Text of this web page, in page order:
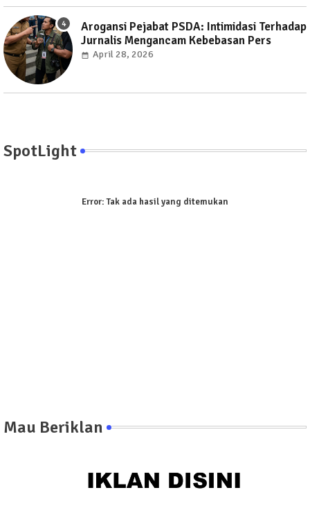
Arogansi Pejabat PSDA: Intimidasi Terhadap
Jurnalis Mengancam Kebebasan Pers
April 28, 2026
SpotLight
Error:Tak ada hasil yang ditemukan
Mau Beriklan